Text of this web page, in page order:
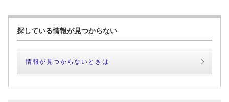
探している情報が見つからない
情報が見つからないときは